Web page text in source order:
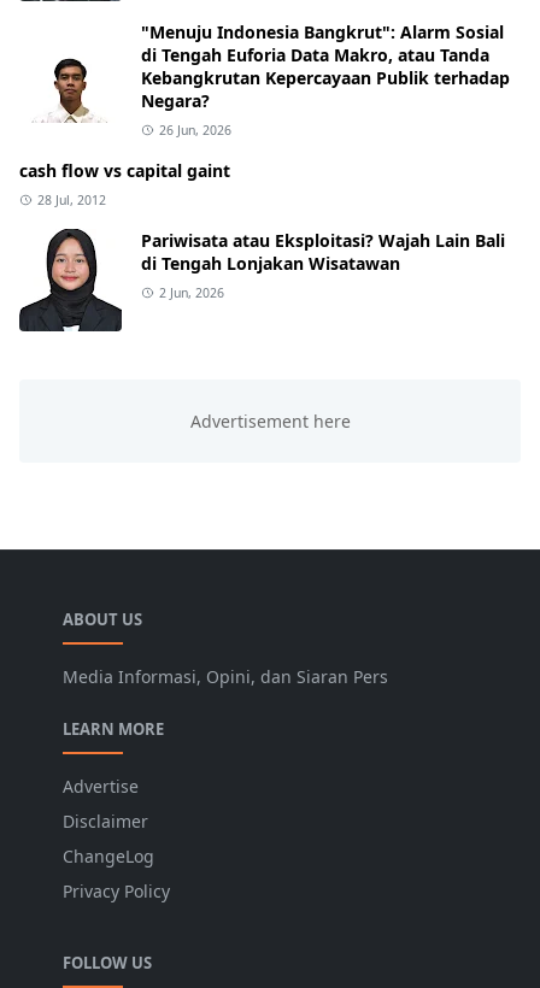
"Menuju Indonesia Bangkrut": Alarm Sosial
di Tengah Euforia Data Makro, atau Tanda
Kebangkrutan Kepercayaan Publik terhadap
Negara?
26 Jun, 2026
cash flow vs capital gaint
28 Jul, 2012
Pariwisata atau Eksploitasi? Wajah Lain Bali
di Tengah Lonjakan Wisatawan
2 Jun, 2026
ABOUT US
Media Informasi, Opini, dan Siaran Pers
LEARN MORE
Advertise
Disclaimer
ChangeLog
Privacy Policy
FOLLOW US